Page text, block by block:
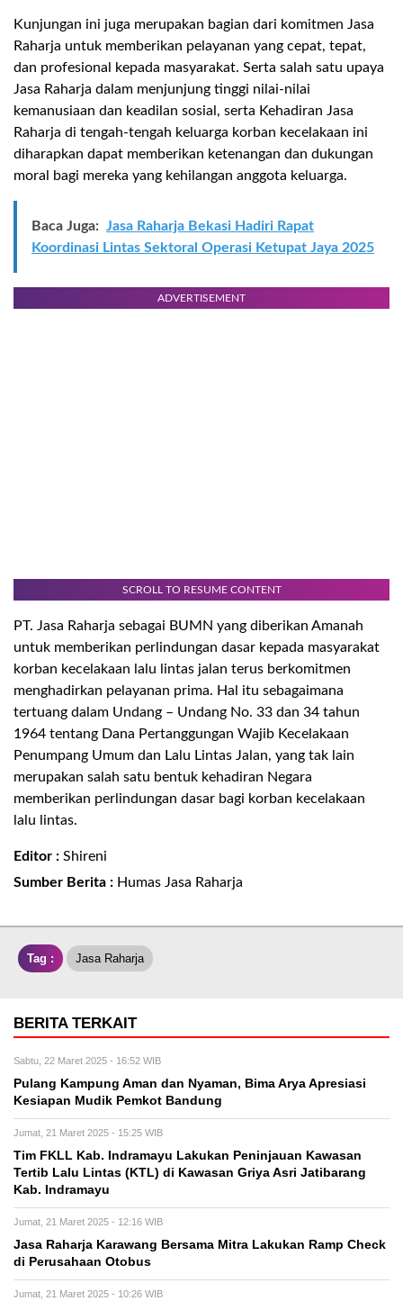
Kunjungan ini juga merupakan bagian dari komitmen Jasa
Raharja untuk memberikan pelayanan yang cepat, tepat,
dan profesional kepada masyarakat. Serta salah satu upaya
Jasa Raharja dalam menjunjung tinggi nilai-nilai
kemanusiaan dan keadilan sosial, serta Kehadiran Jasa
Raharja di tengah-tengah keluarga korban kecelakaan ini
diharapkan dapat memberikan ketenangan dan dukungan
moral bagi mereka yang kehilangan anggota keluarga.
Baca Juga: Jasa Raharja Bekasi Hadiri Rapat
Koordinasi Lintas Sektoral Operasi Ketupat Jaya 2025
ADVERTISEMENT
SCROLL TO RESUME CONTENT
PT. Jasa Raharja sebagai BUMN yang diberikan Amanah
untuk memberikan perlindungan dasar kepada masyarakat
korban kecelakaan lalu lintas jalan terus berkomitmen
menghadirkan pelayanan prima. Hal itu sebagaimana
tertuang dalam Undang – Undang No. 33 dan 34 tahun
1964 tentang Dana Pertanggungan Wajib Kecelakaan
Penumpang Umum dan Lalu Lintas Jalan, yang tak lain
merupakan salah satu bentuk kehadiran Negara
memberikan perlindungan dasar bagi korban kecelakaan
lalu lintas.
Editor : Shireni
Sumber Berita : Humas Jasa Raharja
Tag : Jasa Raharja
BERITA TERKAIT
Sabtu, 22 Maret 2025 - 16:52 WIB
Pulang Kampung Aman dan Nyaman, Bima Arya Apresiasi
Kesiapan Mudik Pemkot Bandung
Jumat, 21 Maret 2025 - 15:25 WIB
Tim FKLL Kab. Indramayu Lakukan Peninjauan Kawasan
Tertib Lalu Lintas (KTL) di Kawasan Griya Asri Jatibarang
Kab. Indramayu
Jumat, 21 Maret 2025 - 12:16 WIB
Jasa Raharja Karawang Bersama Mitra Lakukan Ramp Check
di Perusahaan Otobus
Jumat, 21 Maret 2025 - 10:26 WIB